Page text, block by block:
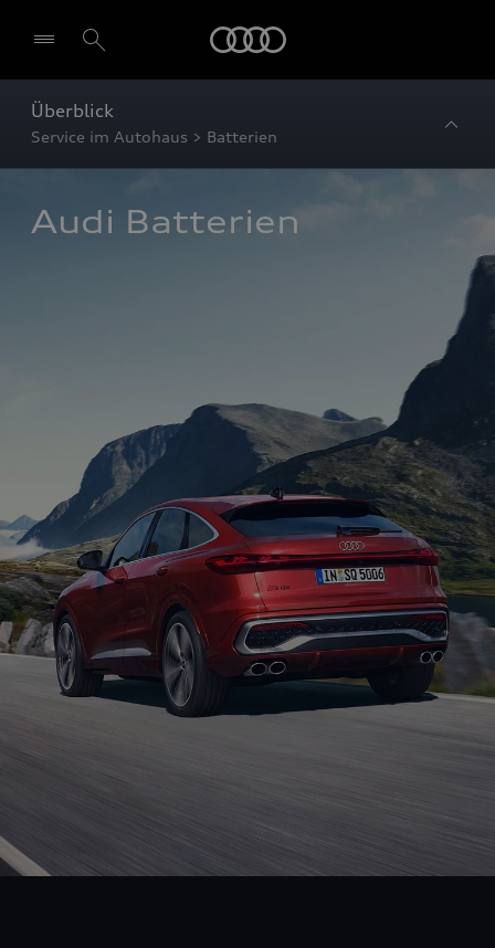
Überblick
Service im Autohaus > Batterien
Audi Batterien